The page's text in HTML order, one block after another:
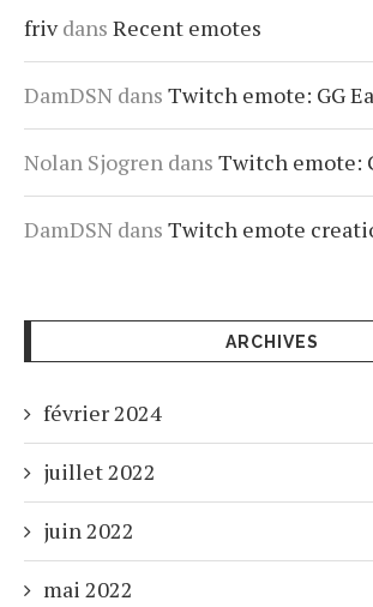
frivdans Recent emotes
DamDSN dans Twitch emote: GG
Nolan Sjogren dans Twitch emote:
DamDSN dans Twitch emote
ARCHIVES
février 2024
juillet 2022
juin 2022
mai 2022